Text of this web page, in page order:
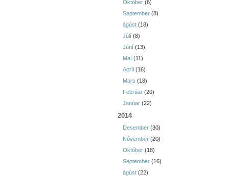
Október (6)
September (8)
ágúst (18)
Júlí (8)
Júní (13)
Maí (11)
Apríl (16)
Mars (18)
Febrúar (20)
Janúar (22)
2014
Desember (30)
Nóvember (20)
Október (18)
September (16)
ágúst (22)